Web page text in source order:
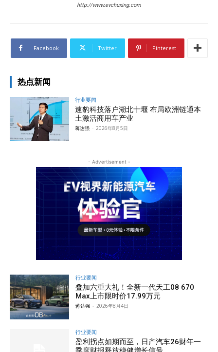
http://www.evchuxing.com
Facebook Twitter Pinterest
热点新闻
行业要闻
速豹科技落户湖北十堰 布局欧洲链通本
土激活商用车产业
蒋达强 - 2026年8月5日
- Advertisement -
行业要闻
叠加六重大礼！全新一代天工08 670
Max上市限时价17.99万元
蒋达强 - 2026年8月4日
行业要闻
盈利拐点如期而至，日产汽车26财年一